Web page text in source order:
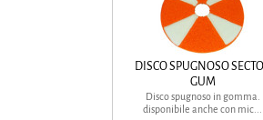
DISCO SPUGNOSO
GUM
Disco spugnoso in gomma.
disponibile anche con mic...